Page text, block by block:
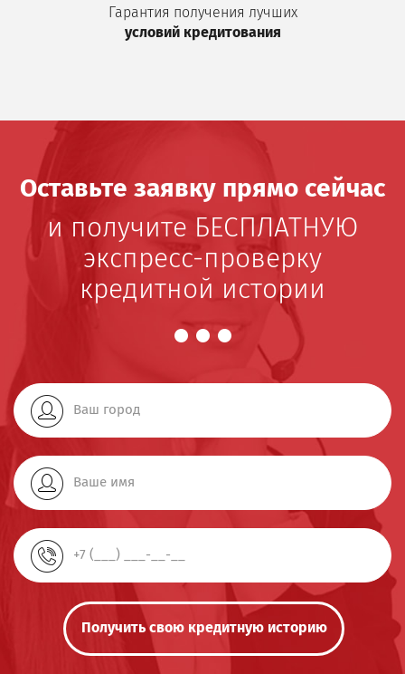
Гарантия получения лучших
условий кредитования
Оставьте заявку прямо сейчас
и получите БЕСПЛАТНУЮ
экспресс-проверку
кредитной истории
Получить свою кредитную историю